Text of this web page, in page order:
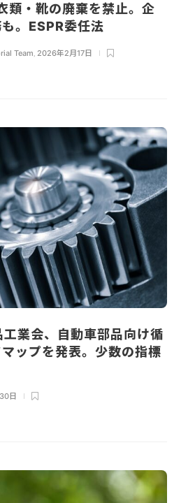
類・靴の廃棄を禁止。企
。ESPR委任法
Team 2026年2月17日
業会、自動車部品向け循
ップを発表。少数の指標
日